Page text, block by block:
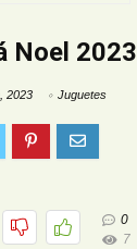
Noel 2023
2023 Juguetes
0
7